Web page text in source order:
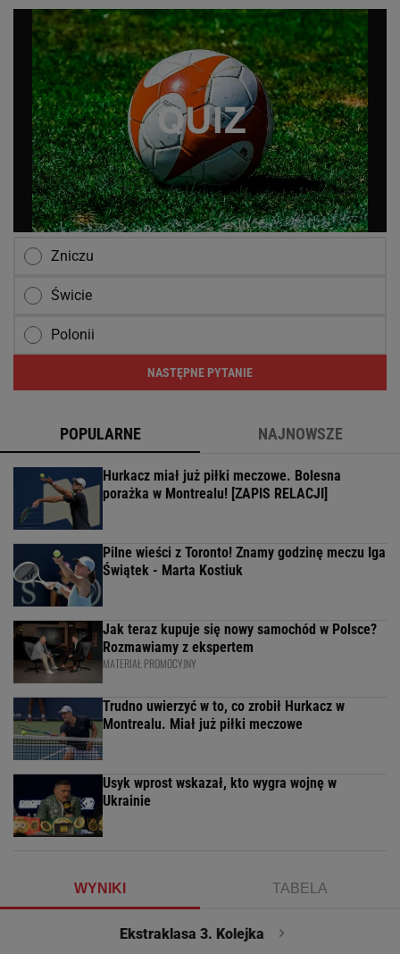
Zniczu
Świcie
Polonii
NASTĘPNE PYTANIE
POPULARNE NAJNOWSZE
Hurkacz miał już piłki meczowe. Bolesna
porażka w Montrealu! [ZAPIS RELACJI]
Pilne wieści z Toronto! Znamy godzinę meczu Iga
Świątek - Marta Kostiuk
Jak teraz kupuje się nowy samochód w Polsce?
Rozmawiamy z ekspertem
MATERIAŁ PROMOCYJNY
Trudno uwierzyć w to, co zrobił Hurkacz w
Montrealu. Miał już piłki meczowe
Usyk wprost wskazał, kto wygra wojnę w
Ukrainie
WYNIKI TABELA
Ekstraklasa 3. Kolejka